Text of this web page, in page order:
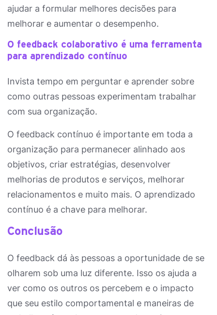
ajudar a formular melhores decisões para
melhorar e aumentar o desempenho.
O feedback colaborativo é uma ferramenta
para aprendizado contínuo
Invista tempo em perguntar e aprender sobre
como outras pessoas experimentam trabalhar
com sua organização.
O feedback contínuo é importante em toda a
organização para permanecer alinhado aos
objetivos, criar estratégias, desenvolver
melhorias de produtos e serviços, melhorar
relacionamentos e muito mais. O aprendizado
contínuo é a chave para melhorar.
Conclusão
O feedback dá às pessoas a oportunidade de se
olharem sob uma luz diferente. Isso os ajuda a
ver como os outros os percebem e o impacto
que seu estilo comportamental e maneiras de